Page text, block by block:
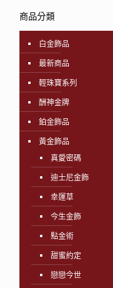
商品分類
白金飾品
最新商品
輕珠寶系列
酬神金牌
鉑金飾品
黃金飾品
真愛密碼
迪士尼金飾
幸運草
今生金飾
點金術
甜蜜約定
戀戀今世